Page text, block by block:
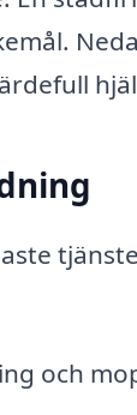
och